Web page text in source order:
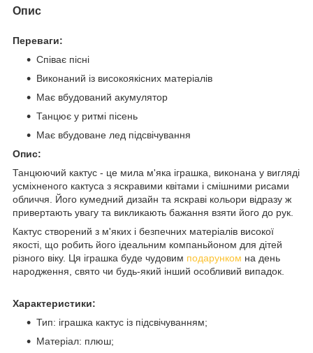
Опис
Переваги:
Співає пісні
Виконаний із високоякісних матеріалів
Має вбудований акумулятор
Танцює у ритмі пісень
Має вбудоване лед підсвічування
Опис:
Танцюючий кактус - це мила м'яка іграшка, виконана у вигляді
усміхненого кактуса з яскравими квітами і смішними рисами
обличчя. Його кумедний дизайн та яскраві кольори відразу ж
привертають увагу та викликають бажання взяти його до рук.
Кактус створений з м'яких і безпечних матеріалів високої
якості, що робить його ідеальним компаньйоном для дітей
різного віку. Ця іграшка буде чудовим подарунком на день
народження, свято чи будь-який інший особливий випадок.
Характеристики:
Тип: іграшка кактус із підсвічуванням;
Матеріал: плюш;